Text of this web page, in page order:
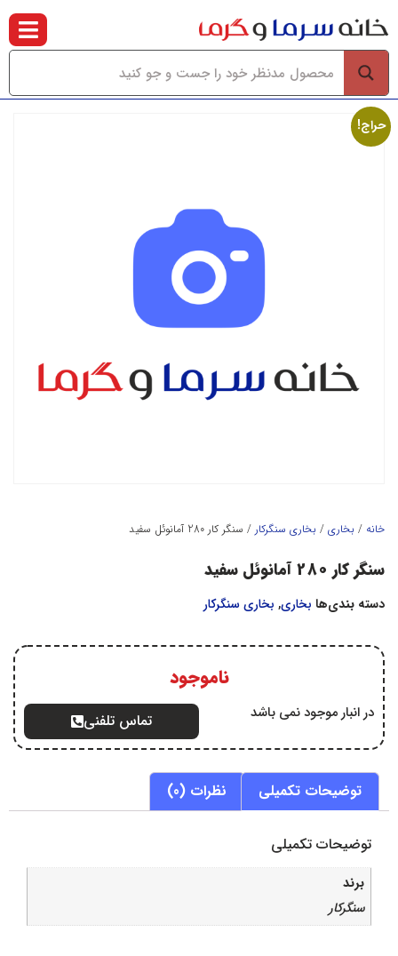
حراج!
خانه / بخاري / بخاري سنگرکار / سنگر کار 280 آمانوئل سفید
سنگر کار 280 آمانوئل سفید
دسته بندی‌ها بخاري, بخاري سنگرکار
ناموجود
در انبار موجود نمی باشد تماس تلفنی
توضیحات تکمیلی نظرات (0)
توضیحات تکمیلی
برند
سنگرکار